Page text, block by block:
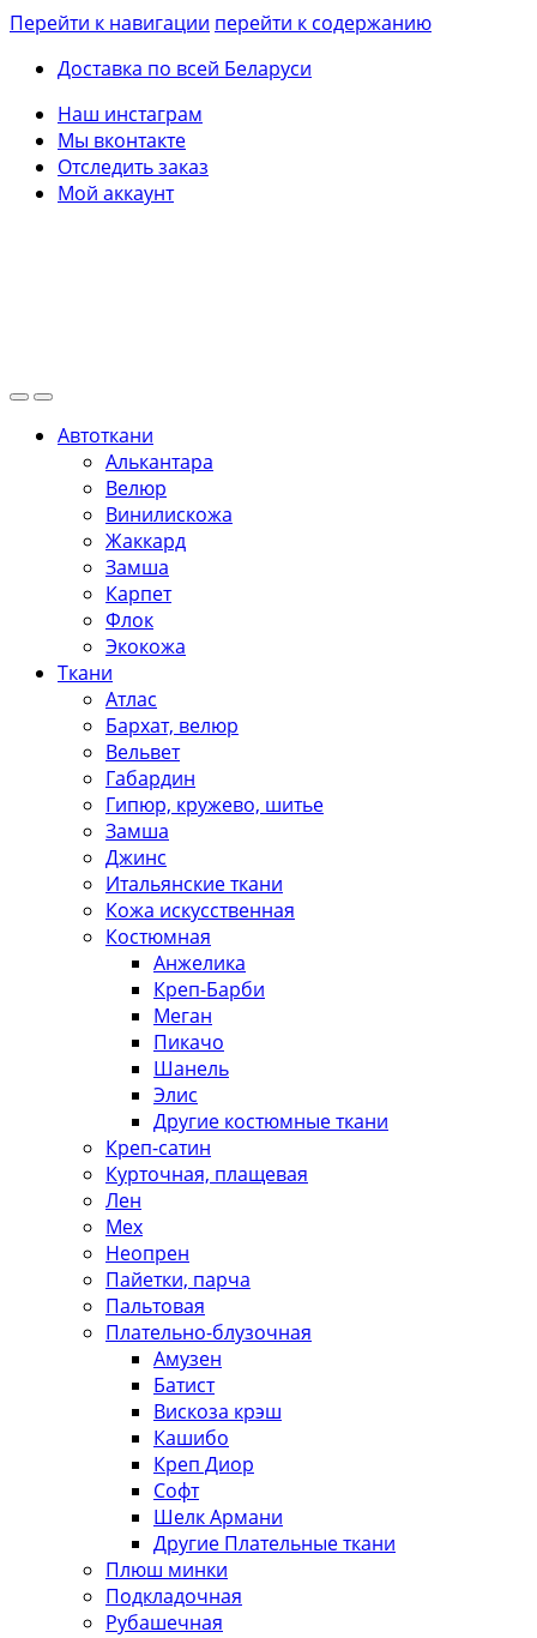
Перейти к навигации перейти к содержанию
Доставка по всей Беларуси
Наш инстаграм
Мы вконтакте
Отследить заказ
Мой аккаунт
Автоткани
Алькантара
Велюр
Винилискожа
Жаккард
Замша
Карпет
Флок
Экокожа
Ткани
Атлас
Бархат, велюр
Вельвет
Габардин
Гипюр, кружево, шитье
Замша
Джинс
Итальянские ткани
Кожа искусственная
Костюмная
Анжелика
Креп-Барби
Меган
Пикачо
Шанель
Элис
Другие костюмные ткани
Креп-сатин
Курточная, плащевая
Лен
Мех
Неопрен
Пайетки, парча
Пальтовая
Плательно-блузочная
Амузен
Батист
Вискоза крэш
Кашибо
Креп Диор
Софт
Шелк Армани
Другие Плательные ткани
Плюш минки
Подкладочная
Рубашечная